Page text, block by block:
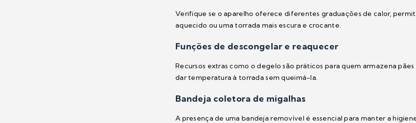
Verifique se o aparelho oferece diferentes graduações de calor,
aquecido ou uma torrada mais escura e crocante.
Funções de descongelar e reaquecer
Recursos extras como o degelo são práticos para quem armazena
dar temperatura à torrada sem queimá-la.
Bandeja coletora de migalhas
A presença de uma bandeja removível é essencial para manter a